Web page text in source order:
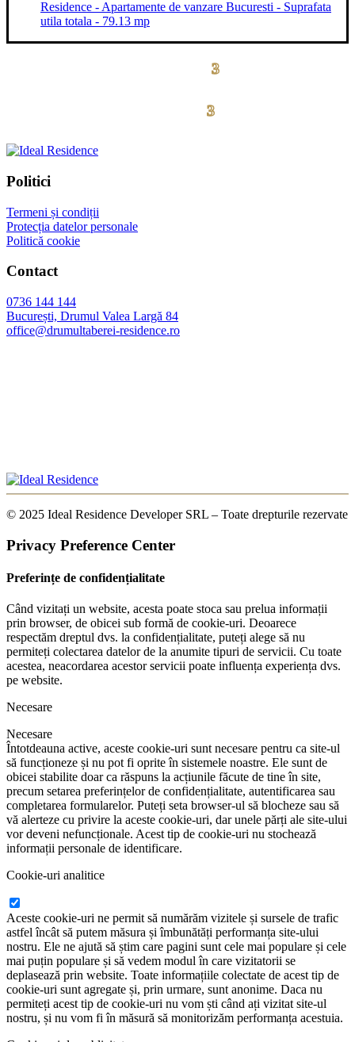
3
3
Politici
Termeni și condiții
Protecția datelor personale
Politică cookie
Contact
0736 144 144
București, Drumul Valea Largă 84
office@drumultaberei-residence.ro
© 2025 Ideal Residence Developer SRL – Toate drepturile rezervate
Privacy Preference Center
Preferințe de confidențialitate
Când vizitați un website, acesta poate stoca sau prelua informații
prin browser, de obicei sub formă de cookie-uri. Deoarece
respectăm dreptul dvs. la confidențialitate, puteți alege să nu
permiteți colectarea datelor de la anumite tipuri de servicii. Cu toate
acestea, neacordarea acestor servicii poate influența experiența dvs.
pe website.
Necesare
Necesare
Întotdeauna active, aceste cookie-uri sunt necesare pentru ca site-ul
să funcționeze și nu pot fi oprite în sistemele noastre. Ele sunt de
obicei stabilite doar ca răspuns la acțiunile făcute de tine în site,
precum setarea preferințelor de confidențialitate, autentificarea sau
completarea formularelor. Puteți seta browser-ul să blocheze sau să
vă alerteze cu privire la aceste cookie-uri, dar unele părți ale site-ului
vor deveni nefuncționale. Acest tip de cookie-uri nu stochează
informații personale de identificare.
Cookie-uri analitice
Aceste cookie-uri ne permit să numărăm vizitele și sursele de trafic
astfel încât să putem măsura și îmbunătăți performanța site-ului
nostru. Ele ne ajută să știm care pagini sunt cele mai populare și cele
mai puțin populare și să vedem modul în care vizitatorii se
deplasează prin website. Toate informațiile colectate de acest tip de
cookie-uri sunt agregate și, prin urmare, sunt anonime. Daca nu
permiteți acest tip de cookie-uri nu vom ști când ați vizitat site-ul
nostru, și nu vom fi în măsură să monitorizăm performanța acestuia.